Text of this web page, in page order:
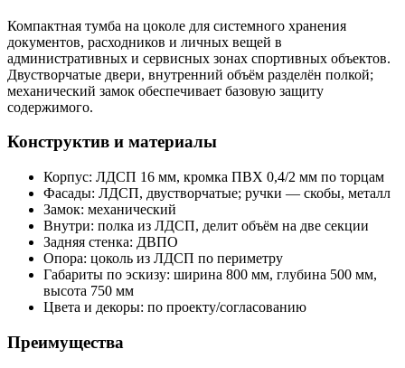
Компактная тумба на цоколе для системного хранения
документов, расходников и личных вещей в
административных и сервисных зонах спортивных объектов.
Двустворчатые двери, внутренний объём разделён полкой;
механический замок обеспечивает базовую защиту
содержимого.
Конструктив и материалы
Корпус: ЛДСП 16 мм, кромка ПВХ 0,4/2 мм по торцам
Фасады: ЛДСП, двустворчатые; ручки — скобы, металл
Замок: механический
Внутри: полка из ЛДСП, делит объём на две секции
Задняя стенка: ДВПО
Опора: цоколь из ЛДСП по периметру
Габариты по эскизу: ширина 800 мм, глубина 500 мм,
высота 750 мм
Цвета и декоры: по проекту/согласованию
Преимущества